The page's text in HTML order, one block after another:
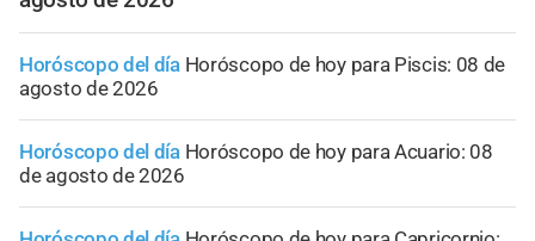
Horóscopo del día Horóscopo de hoy para Piscis: 08 de
agosto de 2026
Horóscopo del día Horóscopo de hoy para Acuario: 08
de agosto de 2026